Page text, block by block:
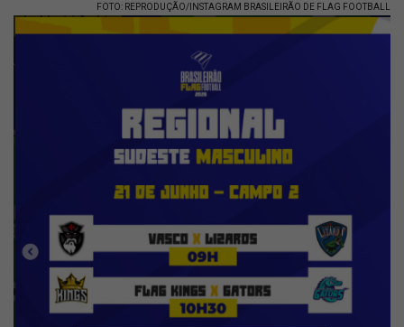
FOTO: REPRODUÇÃO/INSTAGRAM BRASILEIRÃO DE FLAG FOOTBALL